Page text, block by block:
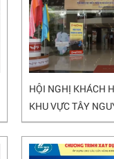
HỘI NGHỊ KHÁCH
KHU VỰC TÂY